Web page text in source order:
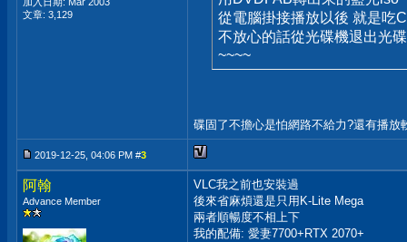
文章: 3,129
從電腦掛接播放以後 就是吃
不放心的話從光碟機退出光
~~~~
碟固了不擔心是怕網路不給力?還有播
2019-12-25, 04:06 PM #3
阿翰
Advance Member
VLC我之前也安裝過
後來省麻煩還是只用K-Lite Mega
兩者順暢度不相上下
我的配備: 愛妻7700+RTX 2070+